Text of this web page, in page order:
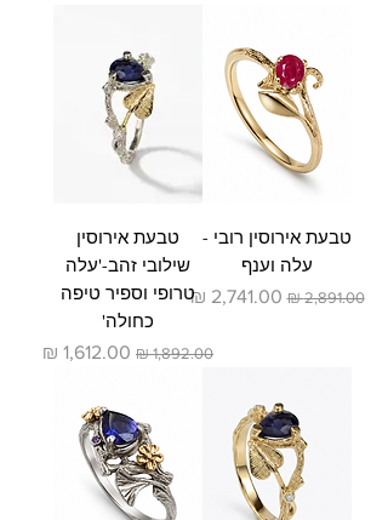
טבעת אירוסין רובי -
עלה וענף
מחיר רגיל‏2,891.00 ‏₪ מחיר מבצע
טבעת אירוסין
שילובי זהב-'עלה
טרופי וספיר טיפה
כחולה'
מחיר רגיל מחיר מבצע